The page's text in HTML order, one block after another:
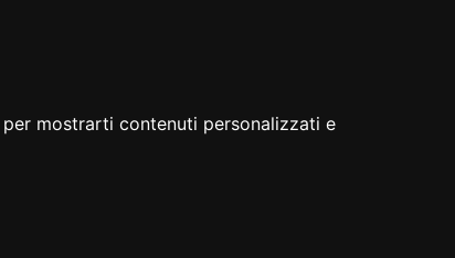
mostrarti contenuti personalizzati e